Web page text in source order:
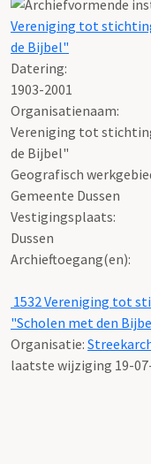
Vereniging tot
de Bijbel"
Datering:
1903-2001
Organisatienaam:
Vereniging tot
de Bijbel"
Geografisch
Gemeente Dussen
Vestigingsplaats:
Dussen
Archieftoegang(en):
1532 Vereniging tot
"Scholen met den
Organisatie:
laatste wijziging 19-